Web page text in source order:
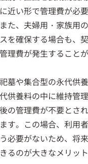
近い形で管理費が必
た、夫婦用・家族用
を確保する場合も、
理費が発生することが
墓や集合型の永代供
供養料の中に維持管
の管理費が不要とさ
す。この場合、利用
必要がないため、将
るのが大きなメリット